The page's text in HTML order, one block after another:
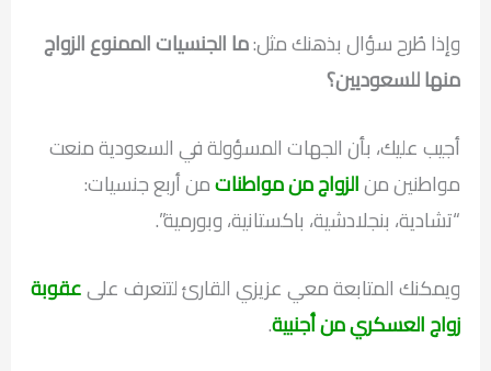
وإذا طُرح سؤال بذهنك مثل:ما الجنسيات الممنوع الزواج
منها للسعوديين؟
أجيب عليك، بأن الجهات المسؤولة في السعودية منعت
مواطنين منالزواج من مواطناتمن أربع جنسيات:
“تشادية، بنجلادشية، باكستانية، وبورمية”.
ويمكنك المتابعة معي عزيزي القارئ لتتعرف علىعقوبة
زواج العسكري من أجنبية.